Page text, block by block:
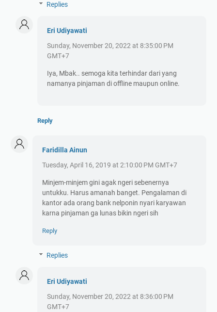
Replies
Eri Udiyawati
Sunday, November 20, 2022 at 8:35:00 PM
GMT+7
Iya, Mbak.. semoga kita terhindar dari yang
namanya pinjaman di offline maupun online.
Reply
Faridilla Ainun
Tuesday, April 16, 2019 at 2:10:00 PM GMT+7
Minjem-minjem gini agak ngeri sebenernya
untukku. Harus amanah banget. Pengalaman di
kantor ada orang bank nelponin nyari karyawan
karna pinjaman ga lunas bikin ngeri sih
Reply
Replies
Eri Udiyawati
Sunday, November 20, 2022 at 8:36:00 PM
GMT+7